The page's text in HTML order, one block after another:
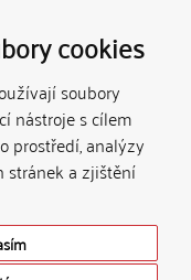
cookies
soubory
nástroje s cílem
prostředí, analýzy
stránek a zjištění